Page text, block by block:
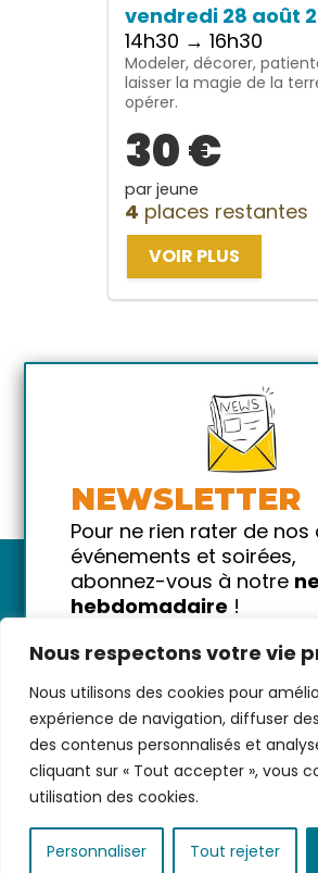
Nous respectons votre vie
Nous utilisons des cookies pour
expérience de navigation, diffuser
des contenus personnalisés et
cliquant sur « Tout accepter », vous
utilisation des cookies.
Personnaliser Tout rejeter
vendredi 28 août
14h30 → 16h30
Modeler, décorer,
laisser la magie de la
opérer.
30 €
par jeune
4 places restantes
VOIR PLUS
Nous contacter- CGV/
personnelles-Infos
NEWSLETTER
Pour ne rien rater de nos
événements et soirées,
abonnez-vous à notre
hebdomadaire !
!
Votre email